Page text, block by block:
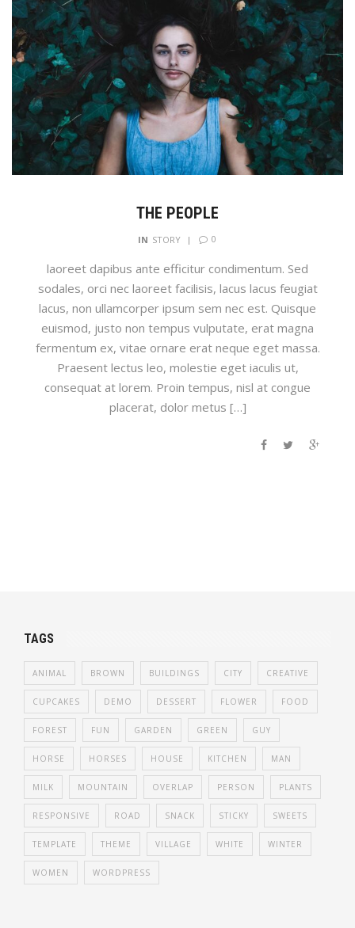
THE PEOPLE
IN STORY 0
laoreet dapibus ante efficitur condimentum. Sed
sodales, orci nec laoreet facilisis, lacus lacus feugiat
lacus, non ullamcorper ipsum sem nec est. Quisque
euismod, justo non tempus vulputate, erat magna
fermentum ex, vitae ornare erat neque eget massa.
Praesent lectus leo, molestie eget iaculis ut,
consequat at lorem. Proin tempus, nisl at congue
placerat, dolor metus […]
TAGS
ANIMAL BROWN BUILDINGS CITY CREATIVE
CUPCAKES DEMO DESSERT FLOWER FOOD
FOREST FUN GARDEN GREEN GUY
HORSE HORSES HOUSE KITCHEN MAN
MILK MOUNTAIN OVERLAP PERSON PLANTS
RESPONSIVE ROAD SNACK STICKY SWEETS
TEMPLATE THEME VILLAGE WHITE WINTER
WOMEN WORDPRESS